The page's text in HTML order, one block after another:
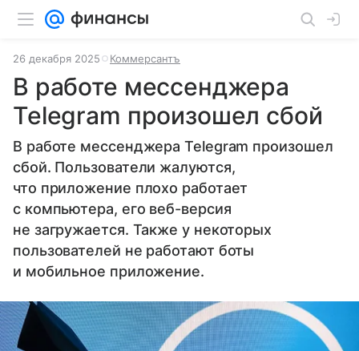
26 декабря 2025 Коммерсантъ
В работе мессенджера
Telegram произошел сбой
В работе мессенджера Telegram произошел
сбой. Пользователи жалуются,
что приложение плохо работает
с компьютера, его веб-версия
не загружается. Также у некоторых
пользователей не работают боты
и мобильное приложение.